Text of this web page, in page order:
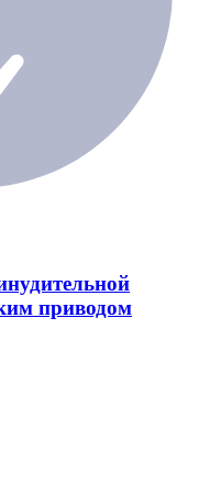
приводом